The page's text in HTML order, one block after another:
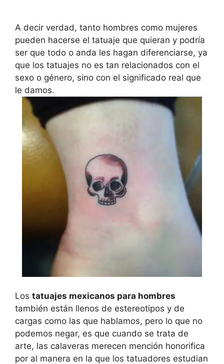
A decir verdad, tanto hombres como mujeres
pueden hacerse el tatuaje que quieran y podría
ser que todo o anda les hagan diferenciarse, ya
que los tatuajes no es tan relacionados con el
sexo o género, sino con el significado real que
le damos.
Los tatuajes mexicanos para hombres
también están llenos de estereotipos y de
cargas como las que hablamos, pero lo que no
podemos negar, es que cuando se trata de
arte, las calaveras merecen mención honorifica
por al manera en la que los tatuadores estudian